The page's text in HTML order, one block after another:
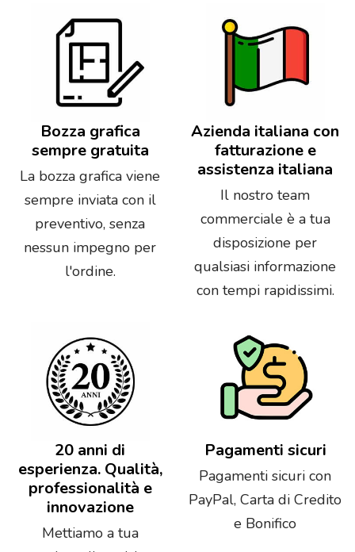
Bozza grafica
sempre gratuita
La bozza grafica viene
sempre inviata con il
preventivo, senza
nessun impegno per
l'ordine.
Azienda italiana con
fatturazione e
assistenza italiana
Il nostro team
commerciale è a tua
disposizione per
qualsiasi informazione
con tempi rapidissimi.
20 anni di
esperienza. Qualità,
professionalità e
innovazione
Mettiamo a tua
Pagamenti sicuri
Pagamenti sicuri con
PayPal, Carta di Credito
e Bonifico